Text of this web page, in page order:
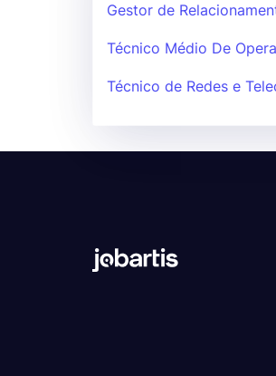
Gestor de
Técnico Médio De
Técnico de Redes e